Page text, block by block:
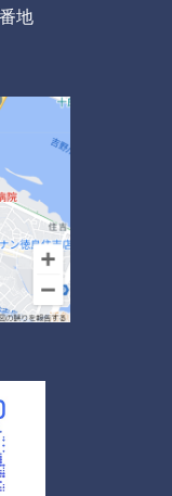
地